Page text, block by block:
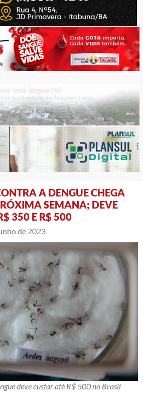
A DENGUE CHEGA
SEMANA; DEVE
350 E R$ 500
de 2023
deve custar até R$ 500 no Brasil